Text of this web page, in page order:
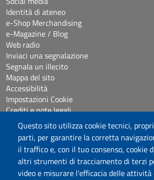
Questo sito utilizza cookie tecnici,
parti, per garantire la corretta
il traffico e, con il tuo consenso, cookie
altri strumenti di tracciamento di terzi
video e misurare l'efficacia delle attività
Identità di ateneo
e-Shop Merchandising
e-Magazine / Blog
Web radio
Inviaci una segnalazione
Segnala un illecito
Mappa del sito
Accessibilità
Impostazioni Cookie
Crediti e note legali
Seguici su
Chatta con noi